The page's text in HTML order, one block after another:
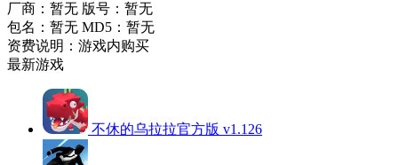
厂商：暂无 版号：暂无
包名：暂无 MD5：暂无
资费说明：游戏内购买
最新游戏
不休的乌拉拉官方版 v1.126